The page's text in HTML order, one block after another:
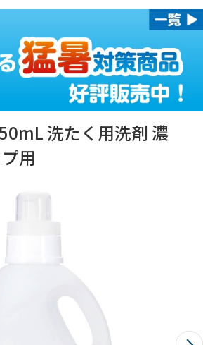
洗たく用洗剤 濃
用